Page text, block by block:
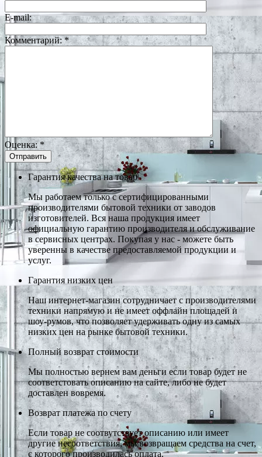
E-mail:
Комментарий:*
Оценка:*
Гарантия качества на товар
Мы работаем только с сертифицированными
производителями бытовой техники от заводов
изготовителей. Вся наша продукция имеет
официальную гарантию производителя и обслуживание
в сервисных центрах. Покупая у нас - можете быть
уверенны в качестве предоставляемой продукции и
услуг.
Гарантия низких цен
Наш интернет-магазин сотрудничает с производителями
техники напрямую и не имеет оффлайн площадей и
шоу-румов, что позволяет удерживать одну из самых
низких цен на рынке бытовой техники.
Полный возврат стоимости
Мы полностью вернем вам деньги если товар будет не
соответстовать описанию на сайте, либо не будет
доставлен вовремя.
Возврат платежа по счету
Если товар не соотвутствует описанию или имеет
другие несоответствия, мы возвращаем средства на счет,
с которого производилась оплата.